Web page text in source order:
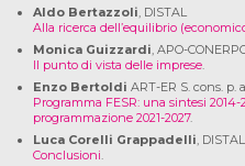
Aldo Bertazzoli, DISTAL
Alla ricerca dell’equilibrio
Monica Guizzardi, APO-
Il punto di vista delle imprese.
Enzo Bertoldi ART-ER S. cons. p. a
Programma FESR: una sintesi
programmazione 2021-2027.
Luca Corelli Grappadelli, DISTAL
Conclusioni.